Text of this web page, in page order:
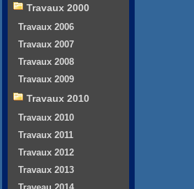
Travaux 2000
Travaux 2006
Travaux 2007
Travaux 2008
Travaux 2009
Travaux 2010
Travaux 2010
Travaux 2011
Travaux 2012
Travaux 2013